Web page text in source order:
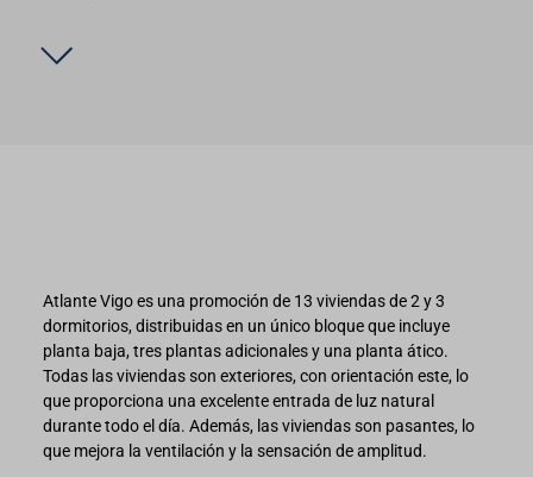
Atlante Vigo es una promoción de 13 viviendas de 2 y 3
dormitorios, distribuidas en un único bloque que incluye
planta baja, tres plantas adicionales y una planta ático.
Todas las viviendas son exteriores, con orientación este, lo
que proporciona una excelente entrada de luz natural
durante todo el día. Además, las viviendas son pasantes, lo
que mejora la ventilación y la sensación de amplitud.